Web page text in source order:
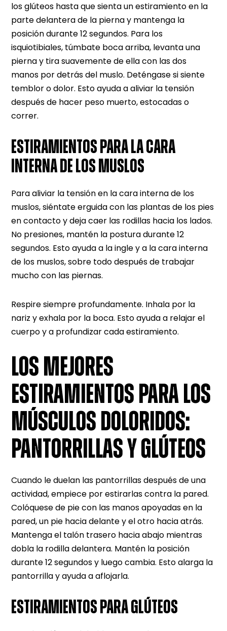
los glúteos hasta que sienta un estiramiento en la
parte delantera de la pierna y mantenga la
posición durante 12 segundos. Para los
isquiotibiales, túmbate boca arriba, levanta una
pierna y tira suavemente de ella con las dos
manos por detrás del muslo. Deténgase si siente
temblor o dolor. Esto ayuda a aliviar la tensión
después de hacer peso muerto, estocadas o
correr.
ESTIRAMIENTOS PARA LA CARA
INTERNA DE LOS MUSLOS
Para aliviar la tensión en la cara interna de los
muslos, siéntate erguida con las plantas de los pies
en contacto y deja caer las rodillas hacia los lados.
No presiones, mantén la postura durante 12
segundos. Esto ayuda a la ingle y a la cara interna
de los muslos, sobre todo después de trabajar
mucho con las piernas.
Respire siempre profundamente. Inhala por la
nariz y exhala por la boca. Esto ayuda a relajar el
cuerpo y a profundizar cada estiramiento.
LOS MEJORES
ESTIRAMIENTOS PARA LOS
MÚSCULOS DOLORIDOS:
PANTORRILLAS Y GLÚTEOS
Cuando le duelan las pantorrillas después de una
actividad, empiece por estirarlas contra la pared.
Colóquese de pie con las manos apoyadas en la
pared, un pie hacia delante y el otro hacia atrás.
Mantenga el talón trasero hacia abajo mientras
dobla la rodilla delantera. Mantén la posición
durante 12 segundos y luego cambia. Esto alarga la
pantorrilla y ayuda a aflojarla.
ESTIRAMIENTOS PARA GLÚTEOS